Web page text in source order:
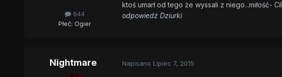
644
Płeć: Ogier
ktoś umarł od tego że wyssali z niego...miłość-
odpowiedź Dziurki
Nightmare Napisano Lipiec 7, 2015